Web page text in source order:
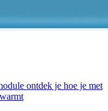
ontdek je hoe je met